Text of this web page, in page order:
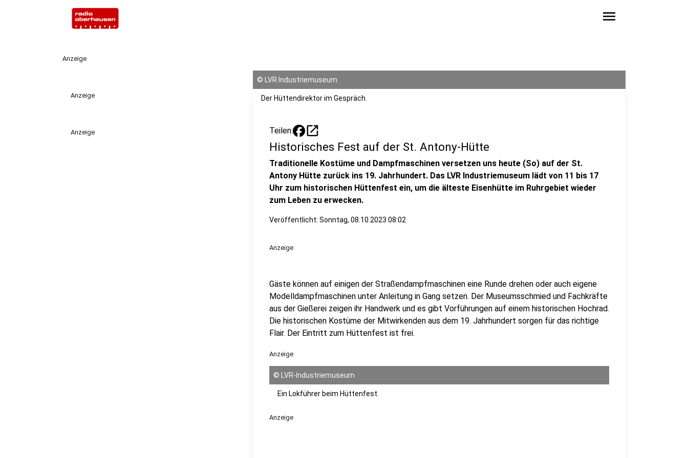
menu
Anzeige
Anzeige
Anzeige
© LVR Industriemuseum
Der Hüttendirektor im Gespräch.
Teilen: open_in_new
Historisches Fest auf der St. Antony-Hütte
Traditionelle Kostüme und Dampfmaschinen versetzen uns heute (So) auf der St.
Antony Hütte zurück ins 19. Jahrhundert. Das LVR Industriemuseum lädt von 11 bis 17
Uhr zum historischen Hüttenfest ein, um die älteste Eisenhütte im Ruhrgebiet wieder
zum Leben zu erwecken.
Veröffentlicht: Sonntag, 08.10.2023 08:02
Anzeige
Gäste können auf einigen der Straßendampfmaschinen eine Runde drehen oder auch eigene
Modelldampfmaschinen unter Anleitung in Gang setzen. Der Museumsschmied und Fachkräfte
aus der Gießerei zeigen ihr Handwerk und es gibt Vorführungen auf einem historischen Hochrad.
Die historischen Kostüme der Mitwirkenden aus dem 19. Jahrhundert sorgen für das richtige
Flair. Der Eintritt zum Hüttenfest ist frei.
Anzeige
© LVR-Industriemuseum
Ein Lokführer beim Hüttenfest.
Anzeige